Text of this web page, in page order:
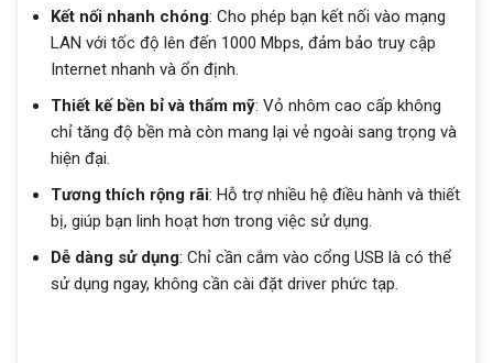
Kết nối nhanh chóng: Cho phép bạn kết nối vào mạng
LAN với tốc độ lên đến 1000 Mbps, đảm bảo truy cập
Internet nhanh và ổn định.
Thiết kế bền bỉ và thẩm mỹ: Vỏ nhôm cao cấp không
chỉ tăng độ bền mà còn mang lại vẻ ngoài sang trọng và
hiện đại.
Tương thích rộng rãi: Hỗ trợ nhiều hệ điều hành và thiết
bị, giúp bạn linh hoạt hơn trong việc sử dụng.
Dễ dàng sử dụng: Chỉ cần cắm vào cổng USB là có thể
sử dụng ngay, không cần cài đặt driver phức tạp.